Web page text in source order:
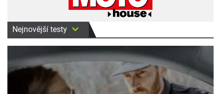
Nejnovější testy